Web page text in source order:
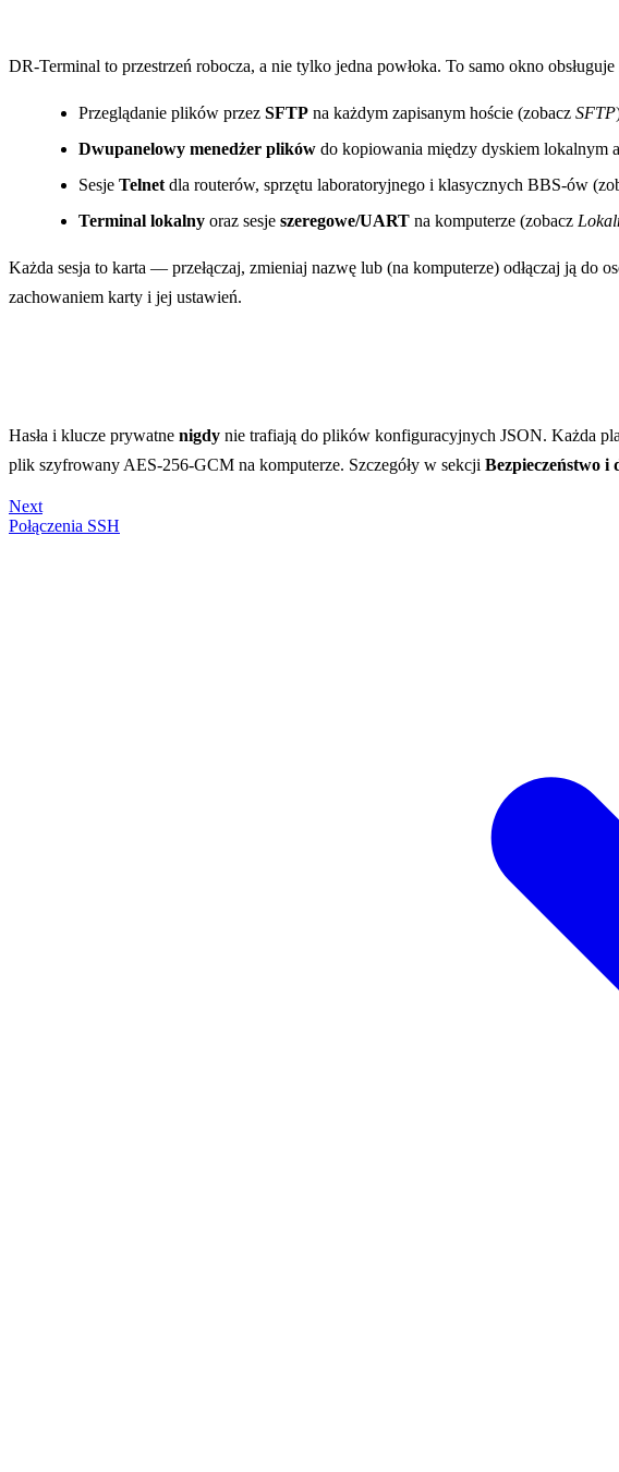
DR-Terminal to przestrzeń robocza, a nie tylko jedna powłoka. To samo okno
Przeglądanie plików przez SFTP na każdym zapisanym hoście (zobacz SFTP
Dwupanelowy menedżer plików do kopiowania między dyskiem lokalnym
Sesje Telnet dla routerów, sprzętu laboratoryjnego i klasycznych BBS-ów
Terminal lokalny oraz sesje szeregowe/UART na komputerze (zobacz
Każda sesja to karta — przełączaj, zmieniaj nazwę lub (na komputerze) odłączaj ją do
zachowaniem karty i jej ustawień.
Hasła i klucze prywatne nigdy nie trafiają do plików konfiguracyjnych JSON. Każda
plik szyfrowany AES-256-GCM na komputerze. Szczegóły w sekcji Bezpieczeństwo i
Next
Połączenia SSH